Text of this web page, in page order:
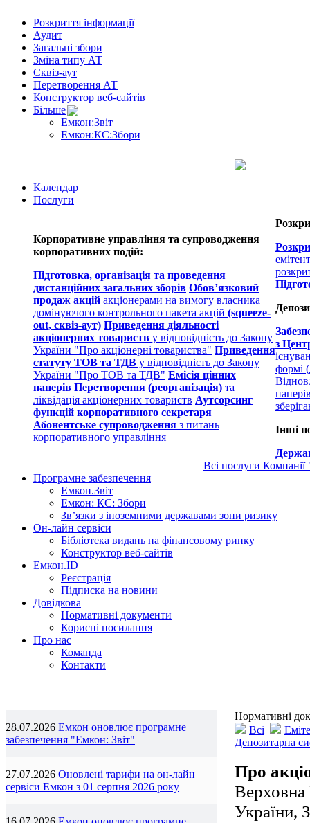
Розкриття інформації
Аудит
Загальні збори
Зміна типу АТ
Сквіз-аут
Перетворення АТ
Конструктор веб-сайтів
Більше
Емкон:Звіт
Емкон:КС:Збори
Календар
Послуги
Корпоративне управління та супроводження
корпоративних подій:
Підготовка, організація та проведення
дистанційних загальних зборів Обов’язковий
продаж акцій акціонерами на вимогу власника
домінуючого контрольного пакета акцій (squeeze-
out, сквіз-аут) Приведення діяльності
акціонерних товариств у відповідність до Закону
України "Про акціонерні товариства" Приведення
статуту ТОВ та ТДВ у відповідність до Закону
України "Про ТОВ та ТДВ" Емісія цінних
паперів Перетворення (реорганізація) та
ліквідація акціонерних товариств Аутсорсинг
функцій корпоративного секретаря
Абонентське супроводження з питань
корпоративного управління
з
формі
Інші
Всі послуги
Програмне забезпечення
Емкон.Звіт
Емкон: КС: Збори
Зв’язки з іноземними державами зони ризику
Он-лайн сервіси
Бібліотека видань на фінансовому ринку
Конструктор веб-сайтів
Емкон.ID
Реєстрація
Підписка на новини
Довідкова
Нормативні документи
Корисні посилання
Про нас
Команда
Контакти
28.07.2026 Емкон оновлює програмне
забезпечення "Емкон: Звіт"
27.07.2026 Оновлені тарифи на он-лайн
сервіси Емкон з 01 серпня 2026 року
Нормативні
Всі
Депозитарна
Про
Верховна
України,